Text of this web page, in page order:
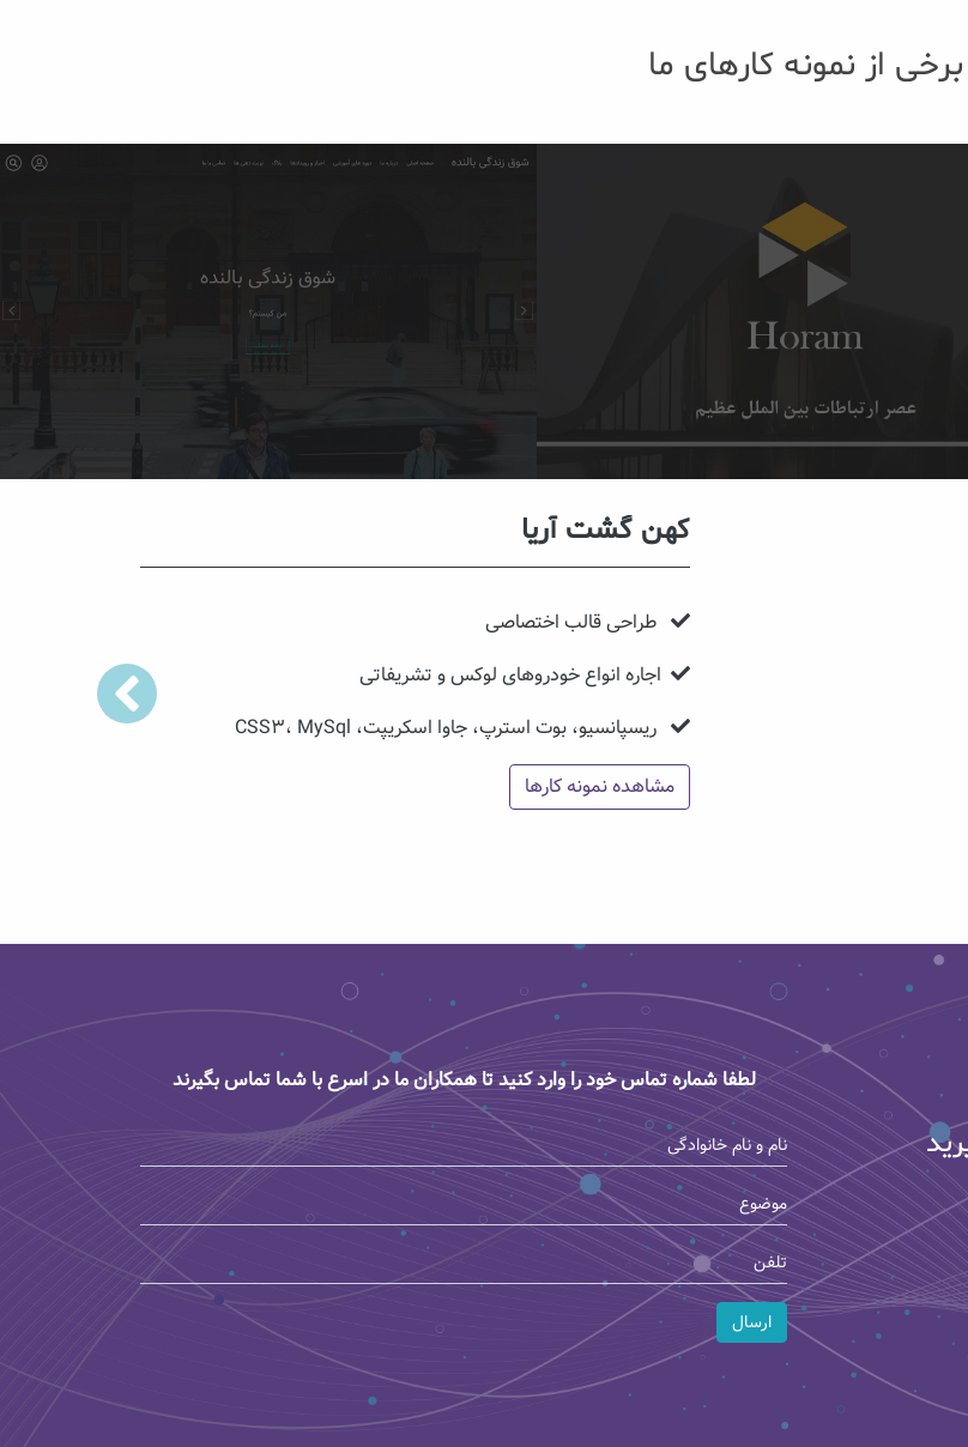
برخی از نمونه کارهای ما
عصر ارتباطات بین الملل عظیم (هورام)
طراحی قالب اختصاصی
برگزاری همایش و سمینار
ریسپانسیو، بوت استرپ، جاوا اسکریپت، CSS3، MySql
مشاهده نمونه کارها
لطفا شماره تماس خود را وارد کنید تا همکاران ما در اسرع با شما تماس بگیرند
ارسال